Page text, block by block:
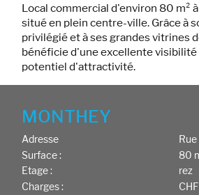
Local commercial d'environ 80 m²
situé en plein centre-ville. Grâce à
privilégié et à ses grandes vitrines
bénéficie d'une excellente
potentiel d'attractivité.
MONTHEY
Adresse
Surface :
80
Etage :
rez
Charges :